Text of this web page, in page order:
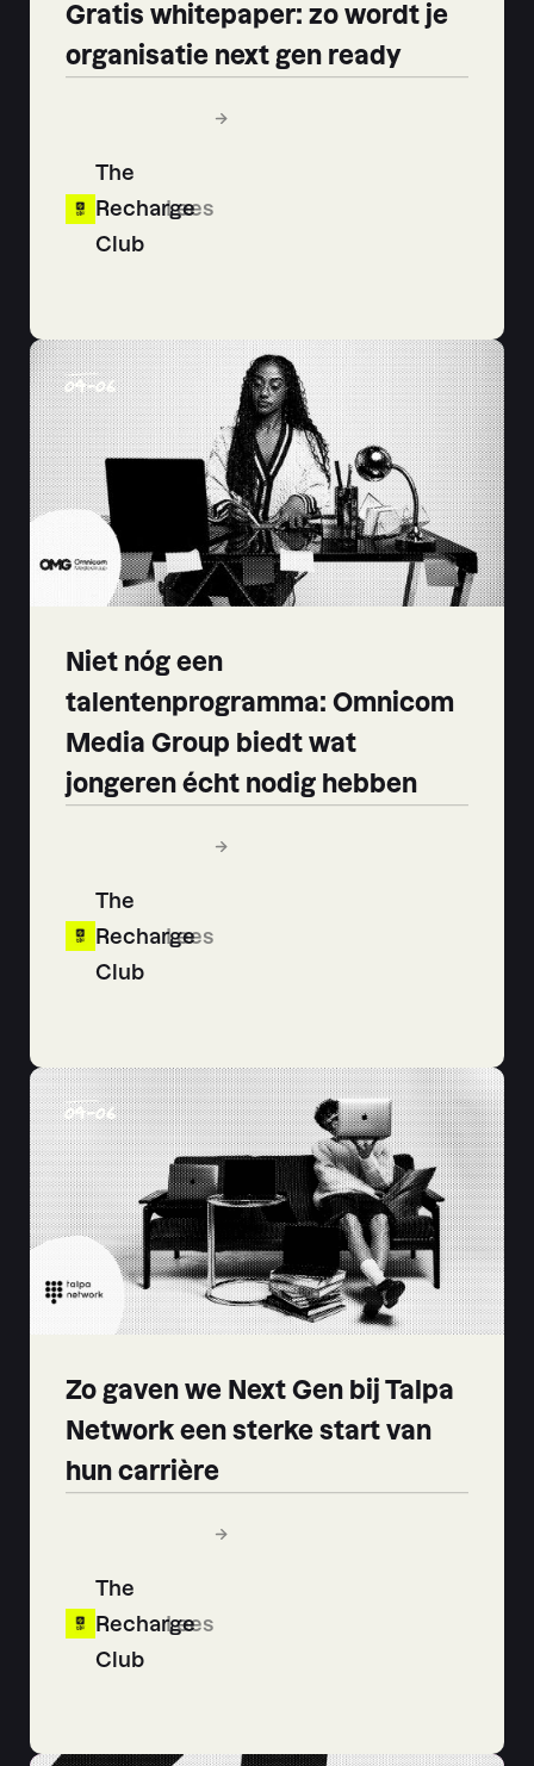
Gratis whitepaper: zo wordt je
organisatie next gen ready
The
Recharge
Club
Lees
Niet nóg een
talentenprogramma: Omnicom
Media Group biedt wat
jongeren écht nodig hebben
The
Recharge
Club
Lees
04-06
Zo gaven we Next Gen bij Talpa
Network een sterke start van
hun carrière
The
Recharge
Club
Lees
04-06